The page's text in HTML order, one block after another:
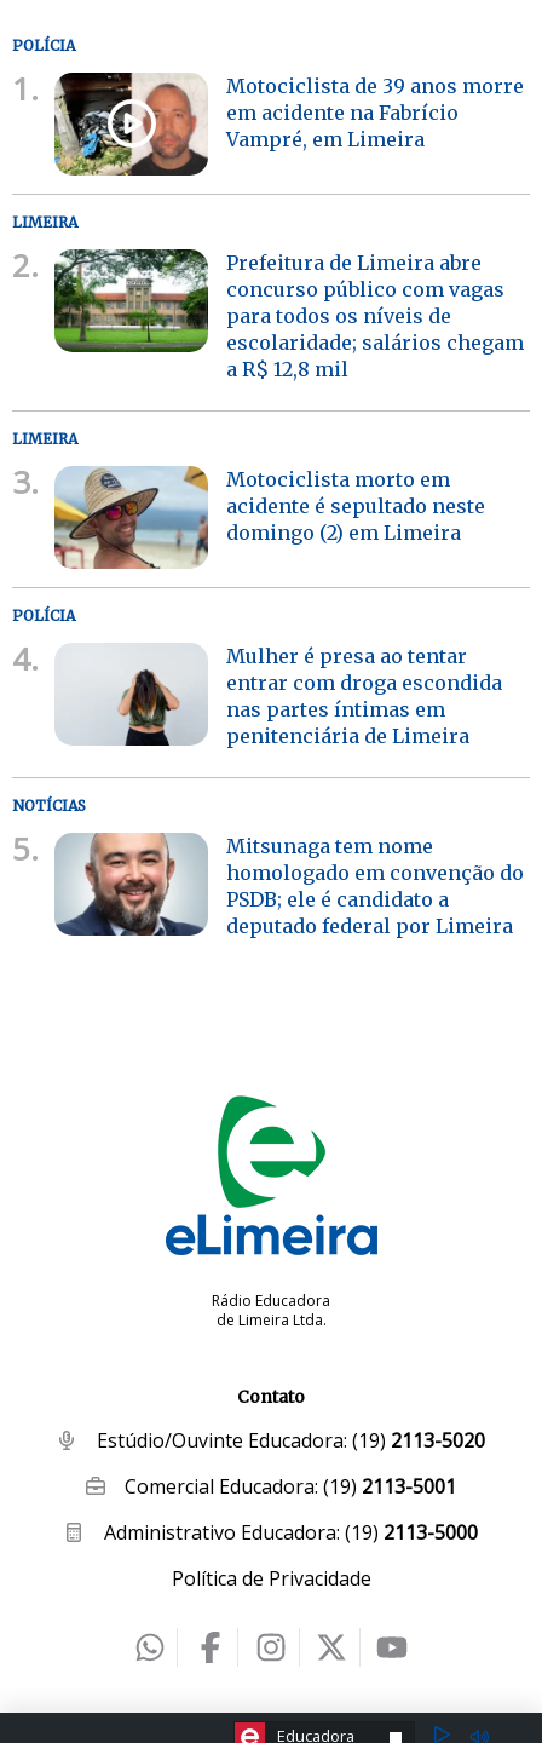
POLÍCIA
1.
Motociclista de 39 anos morre
em acidente na Fabrício
Vampré, em Limeira
LIMEIRA
2.
Prefeitura de Limeira abre
concurso público com vagas
para todos os níveis de
escolaridade; salários chegam
a R$ 12,8 mil
LIMEIRA
3.
Motociclista morto em
acidente é sepultado neste
domingo (2) em Limeira
POLÍCIA
4.
Mulher é presa ao tentar
entrar com droga escondida
nas partes íntimas em
penitenciária de Limeira
NOTÍCIAS
5.
Mitsunaga tem nome
homologado em convenção do
PSDB; ele é candidato a
deputado federal por Limeira
Rádio Educadora
de Limeira Ltda.
Contato
Estúdio/Ouvinte Educadora: (19) 2113-5020
Comercial Educadora:(19) 2113-5001
Administrativo Educadora: (19) 2113-5000
Política de Privacidade
2026 © eLimeira | Desenvolvido por Creative Hut
ESCOLHA A RÁDIO:
Educadora